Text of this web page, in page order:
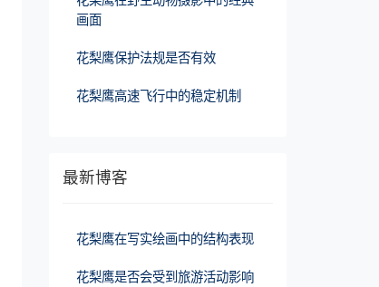
画面
花梨鹰保护法规是否有效
花梨鹰高速飞行中的稳定机制
最新博客
花梨鹰在写实绘画中的结构表现
花梨鹰是否会受到旅游活动影响